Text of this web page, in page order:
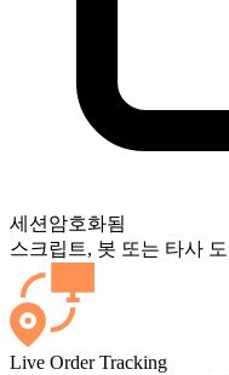
세션 암호화됨
스크립트, 봇 또는 타사
Live Order Tracking